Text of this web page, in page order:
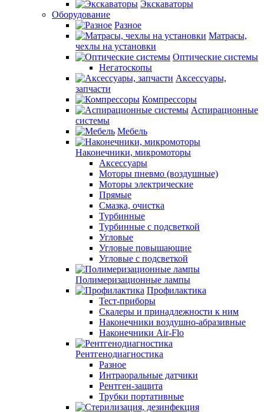
Экскаваторы
Оборудование
Разное
Матрасы,
чехлы на установки
Оптические системы
Негатоскопы
Аксессуары,
запчасти
Компрессоры
Аспирационные
системы
Мебель
Наконечники, микромоторы
Аксессуары
Моторы пневмо (воздушные)
Моторы электрические
Прямые
Смазка, очистка
Турбинные
Турбинные с подсветкой
Угловые
Угловые повышающие
Угловые с подсветкой
Полимеризационные лампы
Профилактика
Тест-приборы
Скалеры и принадлежности к ним
Наконечники воздушно-абразивные
Наконечники Air-Flo
Рентгенодиагностика
Разное
Интраоральные датчики
Рентген-защита
Трубки портативные